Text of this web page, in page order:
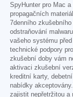
SpyHunter pro Mac
propagačních
7denního
odstraňování
vašeho systému
technické podpory
zkušební doby vám
aktivaci zkušební
kreditní karty,
nabídky
zajistit nepřetržitou a